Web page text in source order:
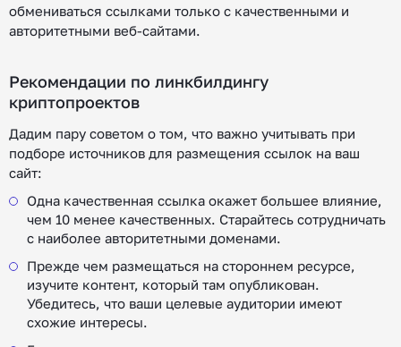
обмениваться ссылками только с качественными и
авторитетными веб-сайтами.
Рекомендации по линкбилдингу
криптопроектов
Дадим пару советом о том, что важно учитывать при
подборе источников для размещения ссылок на ваш
сайт:
Одна качественная ссылка окажет большее влияние,
чем 10 менее качественных. Старайтесь сотрудничать
с наиболее авторитетными доменами.
Прежде чем размещаться на стороннем ресурсе,
изучите контент, который там опубликован.
Убедитесь, что ваши целевые аудитории имеют
схожие интересы.